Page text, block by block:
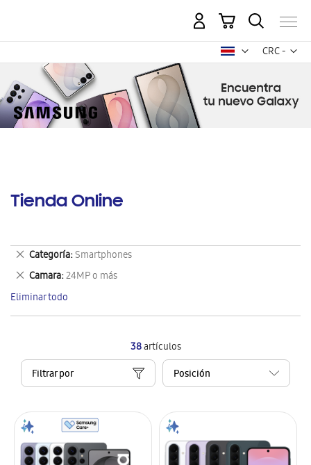
CRC -
colón
Mi carrito
Tienda Online
38artículos
Filtrar por
Categoría Smartphones
Eliminar
este
artículo
Camara 24MP o más
Eliminar
este
artículo
Eliminar todo